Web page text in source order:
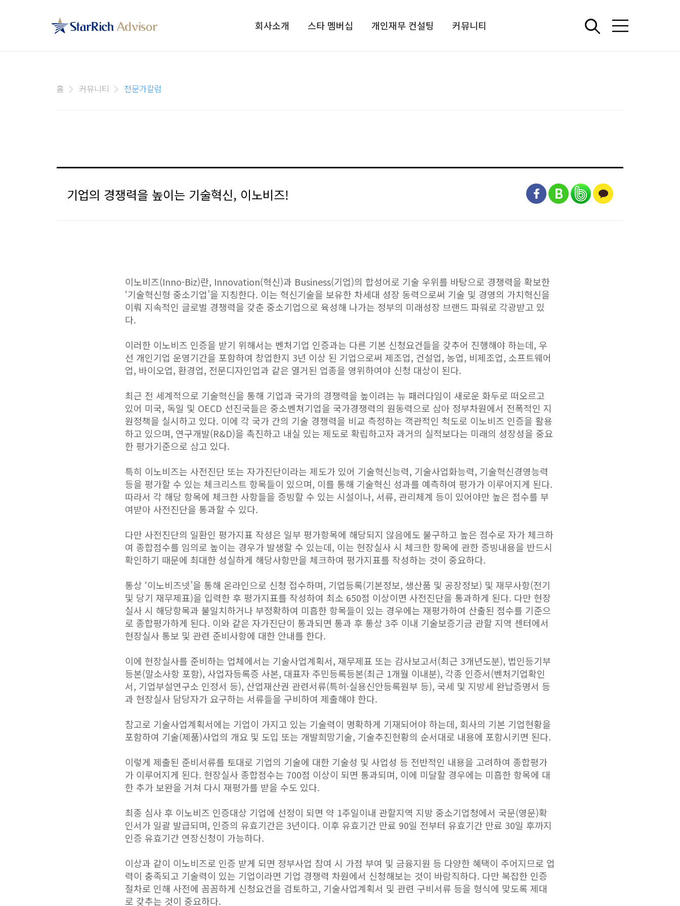
회사소개 스타 멤버십
스타리치 시니어 채널
개인재무 컨설팅 커뮤니티
홈 커뮤니티 전문가칼럼
기업의 경쟁력을 높이는 기술혁신, 이노비즈!
이노비즈(Inno-Biz)란, Innovation(혁신)과 Business(기업)의 합성어로 기술 우위를 바탕으로 경쟁력을 확보한
‘기술혁신형 중소기업’을 지칭한다. 이는 혁신기술을 보유한 차세대 성장 동력으로써 기술 및 경영의 가치혁신을
이뤄 지속적인 글로벌 경쟁력을 갖춘 중소기업으로 육성해 나가는 정부의 미래성장 브랜드 파워로 각광받고 있
다.
이러한 이노비즈 인증을 받기 위해서는 벤처기업 인증과는 다른 기본 신청요건들을 갖추어 진행해야 하는데, 우
선 개인기업 운영기간을 포함하여 창업한지 3년 이상 된 기업으로써 제조업, 건설업, 농업, 비제조업, 소프트웨어
업, 바이오업, 환경업, 전문디자인업과 같은 열거된 업종을 영위하여야 신청 대상이 된다.
최근 전 세계적으로 기술혁신을 통해 기업과 국가의 경쟁력을 높이려는 뉴 패러다임이 새로운 화두로 떠오르고
있어 미국, 독일 및 OECD 선진국들은 중소벤처기업을 국가경쟁력의 원동력으로 삼아 정부차원에서 전폭적인 지
원정책을 실시하고 있다. 이에 각 국가 간의 기술 경쟁력을 비교 측정하는 객관적인 척도로 이노비즈 인증을 활용
하고 있으며, 연구개발(R&D)을 촉진하고 내실 있는 제도로 확립하고자 과거의 실적보다는 미래의 성장성을 중요
한 평가기준으로 삼고 있다.
특히 이노비즈는 사전진단 또는 자가진단이라는 제도가 있어 기술혁신능력, 기술사업화능력, 기술혁신경영능력
등을 평가할 수 있는 체크리스트 항목들이 있으며, 이를 통해 기술혁신 성과를 예측하여 평가가 이루어지게 된다.
따라서 각 해당 항목에 체크한 사항들을 증빙할 수 있는 시설이나, 서류, 관리체계 등이 있어야만 높은 점수를 부
여받아 사전진단을 통과할 수 있다.
다만 사전진단의 일환인 평가지표 작성은 일부 평가항목에 해당되지 않음에도 불구하고 높은 점수로 자가 체크하
여 종합점수를 임의로 높이는 경우가 발생할 수 있는데, 이는 현장실사 시 체크한 항목에 관한 증빙내용을 반드시
확인하기 때문에 최대한 성실하게 해당사항만을 체크하여 평가지표를 작성하는 것이 중요하다.
통상 ‘이노비즈넷’을 통해 온라인으로 신청 접수하며, 기업등록(기본정보, 생산품 및 공장정보) 및 재무사항(전기
및 당기 재무제표)을 입력한 후 평가지표를 작성하여 최소 650점 이상이면 사전진단을 통과하게 된다. 다만 현장
실사 시 해당항목과 불일치하거나 부정확하여 미흡한 항목들이 있는 경우에는 재평가하여 산출된 점수를 기준으
로 종합평가하게 된다. 이와 같은 자가진단이 통과되면 통과 후 통상 3주 이내 기술보증기금 관할 지역 센터에서
현장실사 통보 및 관련 준비사항에 대한 안내를 한다.
이에 현장실사를 준비하는 업체에서는 기술사업계획서, 재무제표 또는 감사보고서(최근 3개년도분), 법인등기부
등본(말소사항 포함), 사업자등록증 사본, 대표자 주민등록등본(최근 1개월 이내분), 각종 인증서(벤처기업확인
서, 기업부설연구소 인정서 등), 산업재산권 관련서류(특허·실용신안등록원부 등), 국세 및 지방세 완납증명서 등
과 현장실사 담당자가 요구하는 서류들을 구비하여 제출해야 한다.
참고로 기술사업계획서에는 기업이 가지고 있는 기술력이 명확하게 기재되어야 하는데, 회사의 기본 기업현황을
포함하여 기술(제품)사업의 개요 및 도입 또는 개발희망기술, 기술추진현황의 순서대로 내용에 포함시키면 된다.
이렇게 제출된 준비서류를 토대로 기업의 기술에 대한 기술성 및 사업성 등 전반적인 내용을 고려하여 종합평가
가 이루어지게 된다. 현장실사 종합점수는 700점 이상이 되면 통과되며, 이에 미달할 경우에는 미흡한 항목에 대
한 추가 보완을 거쳐 다시 재평가를 받을 수도 있다.
최종 심사 후 이노비즈 인증대상 기업에 선정이 되면 약 1주일이내 관할지역 지방 중소기업청에서 국문(영문)확
인서가 일괄 발급되며, 인증의 유효기간은 3년이다. 이후 유효기간 만료 90일 전부터 유효기간 만료 30일 후까지
인증 유효기간 연장신청이 가능하다.
이상과 같이 이노비즈로 인증 받게 되면 정부사업 참여 시 가점 부여 및 금융지원 등 다양한 혜택이 주어지므로 업
력이 충족되고 기술력이 있는 기업이라면 기업 경쟁력 차원에서 신청해보는 것이 바람직하다. 다만 복잡한 인증
절차로 인해 사전에 꼼꼼하게 신청요건을 검토하고, 기술사업계획서 및 관련 구비서류 등을 형식에 맞도록 제대
로 갖추는 것이 중요하다.